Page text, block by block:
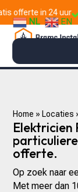
uur10+ jaar
NL EN
Home » Locaties
Elektricien
offerte.
Op zoek naar
Met meer dan